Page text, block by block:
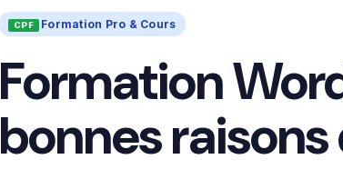
Formation Pro & Cours
Formation
bonnes